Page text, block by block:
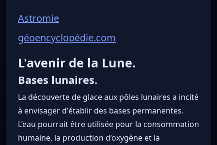
Astromie
géoencyclopédie.com
L'avenir de la Lune.
Bases lunaires.
La découverte de glace aux pôles lunaires a incité
à envisager d'établir des bases permanentes.
L’eau pourrait être utilisée pour la consommation
humaine, la production d’oxygène et la